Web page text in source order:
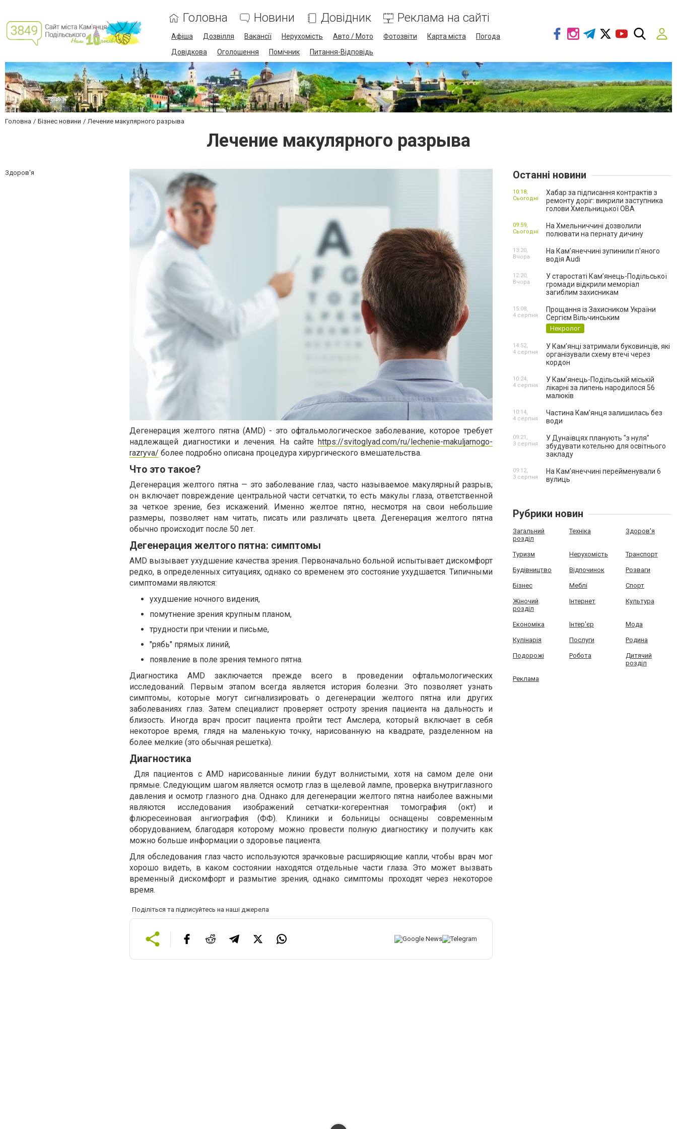
Головна Новини Довідник Реклама на сайті
Афіша Дозвілля Вакансії Нерухомість Авто / Мото Фотозвіти Карта міста
Погода
Довідкова
Оголошення Помічник Питання-Відповідь
Головна Бізнес новини Лечение макулярного разрыва
Лечение макулярного разрыва
Здоров'я
Дегенерация желтого пятна (AMD) - это офтальмологическое заболевание, которое требует
надлежащей диагностики и лечения. На сайте https://svitoglyad.com/ru/lechenie-makuljarnogo-
razryva/ более подробно описана процедура хирургического вмешательства.
Что это такое?
Дегенерация желтого пятна — это заболевание глаз, часто называемое макулярный разрыв;
он включает повреждение центральной части сетчатки, то есть макулы глаза, ответственной
за четкое зрение, без искажений. Именно желтое пятно, несмотря на свои небольшие
размеры, позволяет нам читать, писать или различать цвета. Дегенерация желтого пятна
обычно происходит после 50 лет.
Дегенерация желтого пятна: симптомы
AMD вызывает ухудшение качества зрения. Первоначально больной испытывает дискомфорт
редко, в определенных ситуациях, однако со временем это состояние ухудшается. Типичными
симптомами являются:
ухудшение ночного видения,
помутнение зрения крупным планом,
трудности при чтении и письме,
"рябь" прямых линий,
появление в поле зрения темного пятна.
Диагностика AMD заключается прежде всего в проведении офтальмологических
исследований. Первым этапом всегда является история болезни. Это позволяет узнать
симптомы, которые могут сигнализировать о дегенерации желтого пятна или других
заболеваниях глаз. Затем специалист проверяет остроту зрения пациента на дальность и
близость. Иногда врач просит пациента пройти тест Амслера, который включает в себя
некоторое время, глядя на маленькую точку, нарисованную на квадрате, разделенном на
более мелкие (это обычная решетка).
Диагностика
Для пациентов с AMD нарисованные линии будут волнистыми, хотя на самом деле они
прямые. Следующим шагом является осмотр глаз в щелевой лампе, проверка внутриглазного
давления и осмотр глазного дна. Однако для дегенерации желтого пятна наиболее важными
являются исследования изображений сетчатки-когерентная томография (окт) и
флюресеиновая ангиография (ФФ). Клиники и больницы оснащены современным
оборудованием, благодаря которому можно провести полную диагностику и получить как
можно больше информации о здоровье пациента.
Для обследования глаз часто используются зрачковые расширяющие капли, чтобы врач мог
хорошо видеть, в каком состоянии находятся отдельные части глаза. Это может вызвать
временный дискомфорт и размытие зрения, однако симптомы проходят через некоторое
время.
Поділіться та підписуйтесь на наші джерела
Останні новини
Хабар за підписання контрактів з
ремонту доріг: викрили заступника
голови Хмельницької ОВА
10:18,
Сьогодні
На Хмельниччині дозволили
полювати на пернату дичину
09:59,
Сьогодні
На Камʼянеччині зупинили п'яного
водія Audi
13:20,
Вчора
У старостаті Кам’янець-Подільської
громади відкрили меморіал
загиблим захисникам
12:20,
Вчора
Прощання із Захисником України
Сергієм Вільчинським
Некролог
15:08,
4 серпня
У Кам’янці затримали буковинців, які
організували схему втечі через
кордон
14:52,
4 серпня
У Кам’янець-Подільській міській
лікарні за липень народилося 56
малюків
10:24,
4 серпня
Частина Кам'янця залишилась без
води
10:14,
4 серпня
У Дунаївцях планують "з нуля"
збудувати котельню для освітнього
закладу
09:21,
3 серпня
На Камʼянеччині перейменували 6
вулиць
09:12,
3 серпня
Рубрики новин
Загальний
розділ
Техніка Здоров'я
Туризм Нерухомість Транспорт
Будівництво Відпочинок Розваги
Бізнес Меблі Спорт
Жіночий
розділ
Інтернет Культура
Економіка Інтер'єр Мода
Кулінарія Послуги Родина
Подорожі Робота
Дитячий
розділ
Реклама